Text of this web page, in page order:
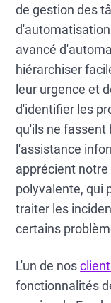
de gestion des
avancé
hiérarchiser
leur urgence et
d'identifier les
qu'ils ne fassent
l'assistance
apprécient
polyvalente, qui
traiter les
certains
L'un de nos
fonctionnalités